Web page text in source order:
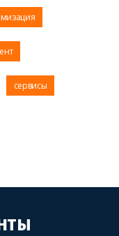
сервисы